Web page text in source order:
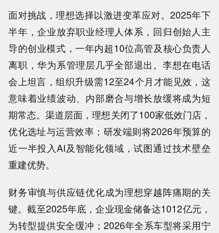
面对挑战，理想选择以激进变革应对。2025年下
半年，企业放弃职业经理人体系，回归创始人主
导的创业模式，一年内超10位高管及核心负责人
离职，华为系管理层几乎全部退出。李想在电话
会上坦言，组织升级需12至24个月才能见效，这
意味着业绩波动、内部磨合与增长放缓将成为短
期常态。渠道层面，理想关闭了100家低效门店，
优化选址与运营效率；研发端则将2026年预算的
近一半投入AI及智能化领域，试图通过技术壁垒
重建优势。
财务审慎与供应链优化成为理想穿越阵痛期的关
键。截至2025年底，企业现金储备达1012亿元，
为转型提供安全缓冲；2026年全系车型将采用宁